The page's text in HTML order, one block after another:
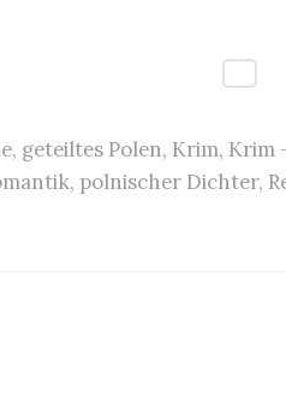
, geteiltes Polen, Krim, Krim
, polnischer Dichter,